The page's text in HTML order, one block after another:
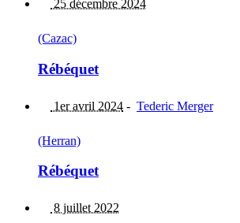
25 décembre 2024
(Cazac)
Rébéquet
1er avril 2024 - Tederic Merger
(Herran)
Rébéquet
8 juillet 2022